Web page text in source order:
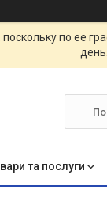
по ее
день.
та послуги